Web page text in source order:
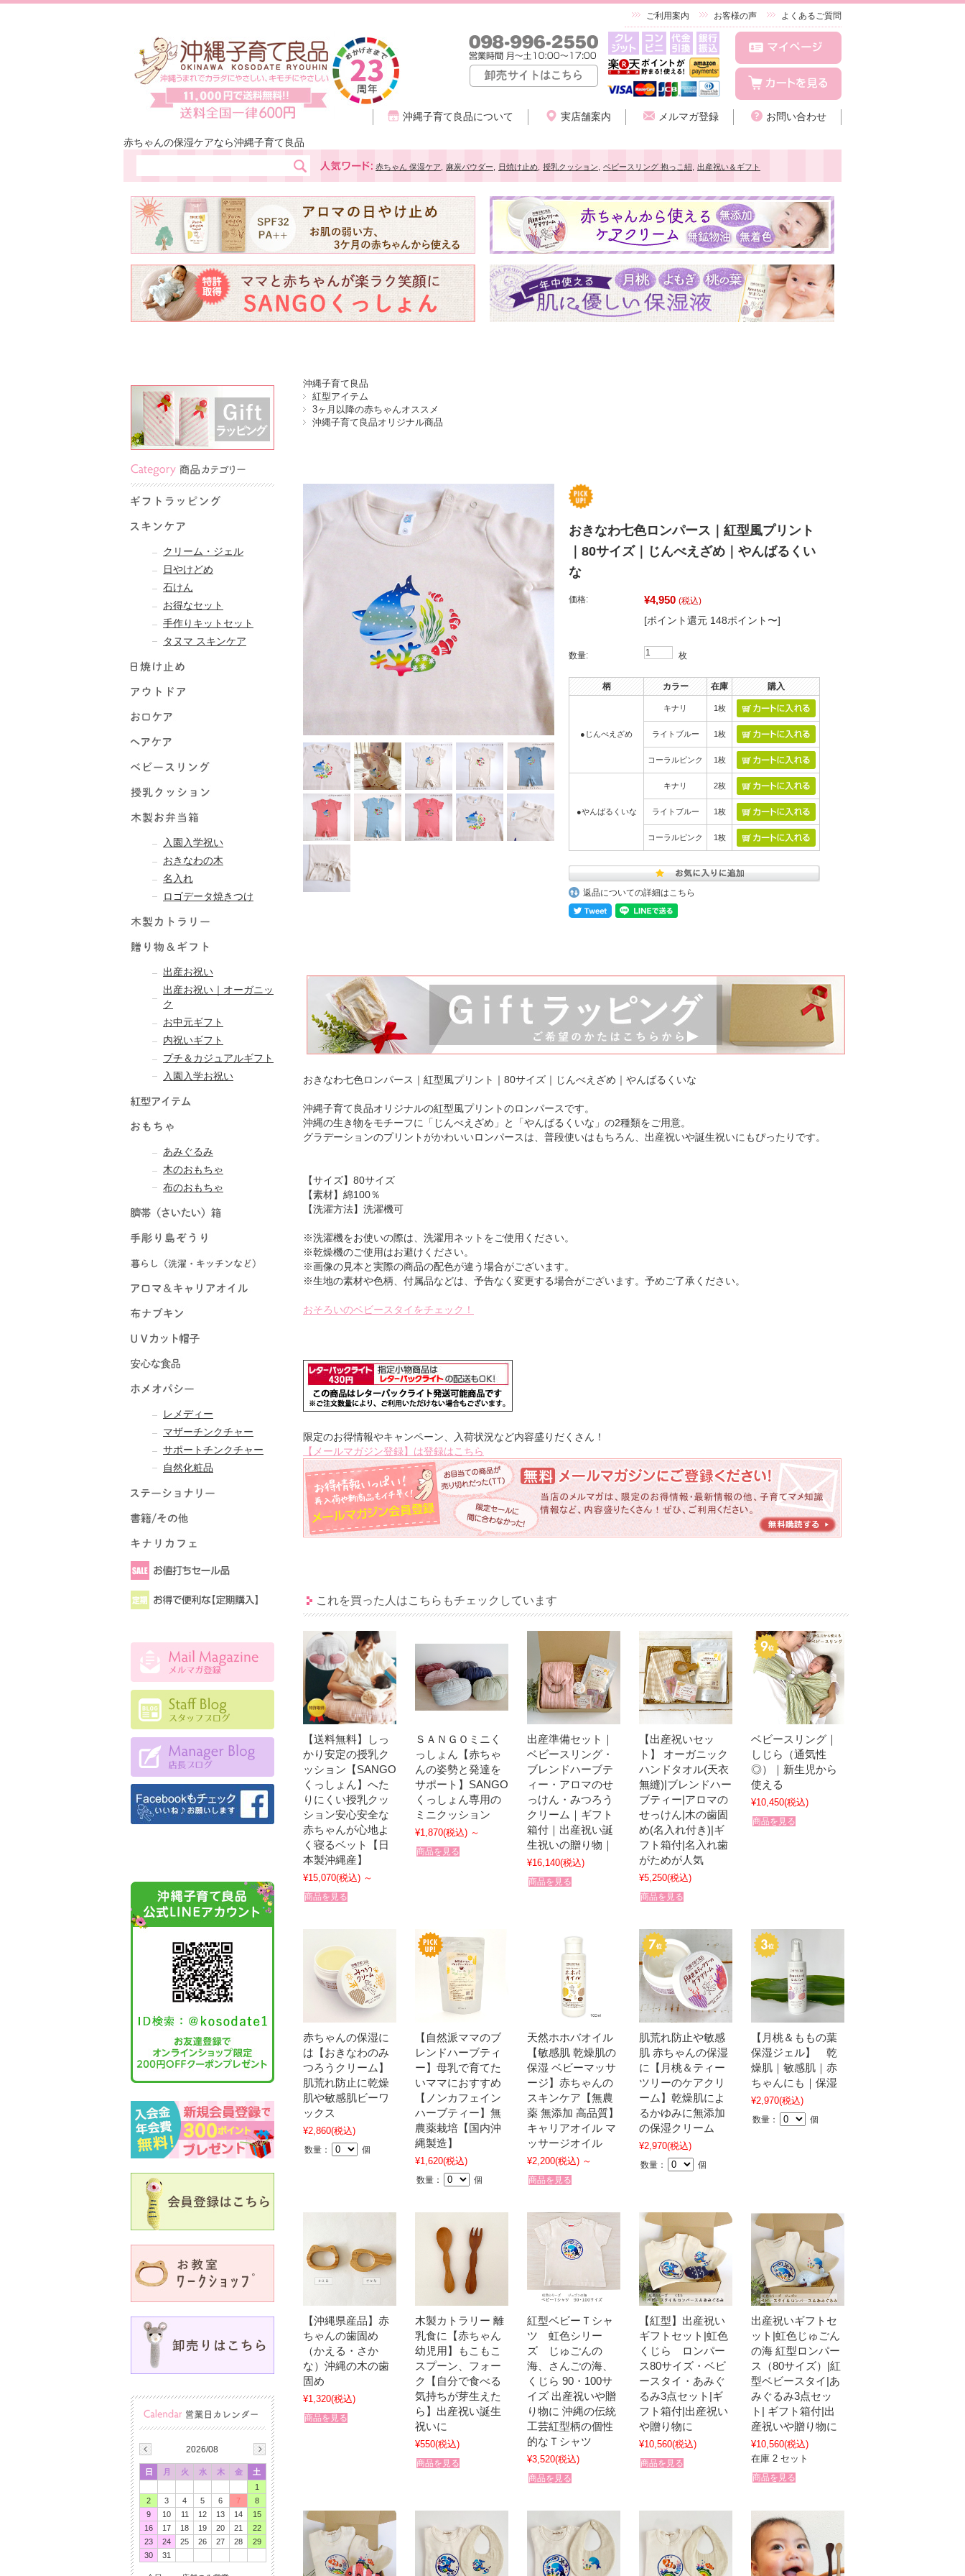
赤ちゃんの保湿ケアなら沖縄子育て良品
ご利用案内 お客様の声 よくあるご質問
沖縄子育て良品について 実店舗案内 メルマガ登録 お問い合わせ
赤ちゃん 保湿ケア 麻炭パウダー 日焼け止め 授乳クッション ベビースリング 抱っこ紐 出産祝い＆ギフト
沖縄子育て良品
紅型アイテム
3ヶ月以降の赤ちゃんオススメ
沖縄子育て良品オリジナル商品
おきなわ七色ロンパース｜紅型風プリント
｜80サイズ｜じんべえざめ｜やんばるくい
な
価格: ¥4,950 (税込)
[ポイント還元 148ポイント〜]
数量: 枚
柄 カラー 在庫 購入
●じんべえざめ
キナリ 1枚
ライトブルー 1枚
コーラルピンク 1枚
●やんばるくいな
キナリ 2枚
ライトブルー 1枚
コーラルピンク 1枚
返品についての詳細はこちら
おきなわ七色ロンパース｜紅型風プリント｜80サイズ｜じんべえざめ｜やんばるくいな
沖縄子育て良品オリジナルの紅型風プリントのロンパースです。
沖縄の生き物をモチーフに「じんべえざめ」と「やんばるくいな」の2種類をご用意。
グラデーションのプリントがかわいいロンパースは、普段使いはもちろん、出産祝いや誕生祝いにもぴったりです。
【サイズ】80サイズ
【素材】綿100％
【洗濯方法】洗濯機可
※洗濯機をお使いの際は、洗濯用ネットをご使用ください。
※乾燥機のご使用はお避けください。
※画像の見本と実際の商品の配色が違う場合がございます。
※生地の素材や色柄、付属品などは、予告なく変更する場合がございます。予めご了承ください。
おそろいのベビースタイをチェック！
限定のお得情報やキャンペーン、入荷状況など内容盛りだくさん！
【メールマガジン登録】は登録はこちら
これを買った人はこちらもチェックしています
【送料無料】しっ
かり安定の授乳ク
ッション【SANGO
くっしょん】へた
りにくい授乳クッ
ション安心安全な
赤ちゃんが心地よ
く寝るベット【日
本製沖縄産】
¥15,070(税込) ～
商品を見る
ＳＡＮＧＯミニく
っしょん【赤ちゃ
んの姿勢と発達を
サポート】SANGO
くっしょん専用の
ミニクッション
¥1,870(税込) ～
商品を見る
出産準備セット｜
ベビースリング・
ブレンドハーブテ
ィー・アロマのせ
っけん・みつろう
クリーム｜ギフト
箱付｜出産祝い誕
生祝いの贈り物｜
¥16,140(税込)
商品を見る
【出産祝いセッ
ト】 オーガニック
ハンドタオル(天衣
無縫)|ブレンドハー
ブティー|アロマの
せっけん|木の歯固
め(名入れ付き)|ギ
フト箱付|名入れ歯
がためが人気
¥5,250(税込)
商品を見る
ベビースリング｜
しじら（通気性
◎）｜新生児から
使える
¥10,450(税込)
商品を見る
赤ちゃんの保湿に
は【おきなわのみ
つろうクリーム】
肌荒れ防止に乾燥
肌や敏感肌ビーワ
ックス
¥2,860(税込)
数量： 個
【自然派ママのブ
レンドハーブティ
ー】母乳で育てた
いママにおすすめ
【ノンカフェイン
ハーブティー】無
農薬栽培【国内沖
縄製造】
¥1,620(税込)
数量： 個
天然ホホバオイル
【敏感肌 乾燥肌の
保湿 ベビーマッサ
ージ】赤ちゃんの
スキンケア【無農
薬 無添加 高品質】
キャリアオイル マ
ッサージオイル
¥2,200(税込) ～
商品を見る
肌荒れ防止や敏感
肌 赤ちゃんの保湿
に【月桃＆ティー
ツリーのケアクリ
ーム】乾燥肌によ
るかゆみに無添加
の保湿クリーム
¥2,970(税込)
数量： 個
【月桃＆ももの葉
保湿ジェル】 乾
燥肌｜敏感肌｜赤
ちゃんにも｜保湿
¥2,970(税込)
数量： 個
【沖縄県産品】赤
ちゃんの歯固め
（かえる・さか
な）沖縄の木の歯
固め
¥1,320(税込)
商品を見る
木製カトラリー 離
乳食に【赤ちゃん
幼児用】もこもこ
スプーン、フォー
ク【自分で食べる
気持ちが芽生えた
ら】出産祝い誕生
祝いに
¥550(税込)
商品を見る
紅型ベビーＴシャ
ツ 虹色シリー
ズ じゅごんの
海、さんごの海、
くじら 90・100サ
イズ 出産祝いや贈
り物に 沖縄の伝統
工芸紅型柄の個性
的なＴシャツ
¥3,520(税込)
商品を見る
【紅型】出産祝い
ギフトセット|虹色
くじら ロンパー
ス80サイズ・ベビ
ースタイ・あみぐ
るみ3点セット|ギ
フト箱付|出産祝い
や贈り物に
¥10,560(税込)
商品を見る
出産祝いギフトセ
ット|虹色じゅごん
の海 紅型ロンパー
ス（80サイズ）|紅
型ベビースタイ|あ
みぐるみ3点セッ
ト| ギフト箱付|出
産祝いや贈り物に
¥10,560(税込)
在庫 2 セット
商品を見る
クリーム・ジェル
日やけどめ
石けん
お得なセット
手作りキットセット
タヌマ スキンケア
入園入学祝い
おきなわの木
名入れ
ロゴデータ焼きつけ
出産お祝い
出産お祝い｜オーガニッ
ク
お中元ギフト
内祝いギフト
プチ＆カジュアルギフト
入園入学お祝い
あみぐるみ
木のおもちゃ
布のおもちゃ
レメディー
マザーチンクチャー
サポートチンクチャー
自然化粧品
2026/08
日 月 火 水 木 金
土
1
2
3 4 5 6 7
8
9
10 11 12 13 14
15
16
17 18 19 20 21
22
23
24 25 26 27 28
29
30
31